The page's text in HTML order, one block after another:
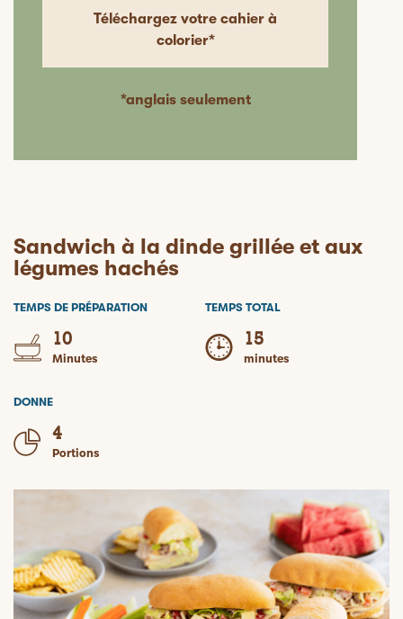
Téléchargez votre cahier à
colorier*
*anglais seulement
Sandwich à la dinde grillée et aux
légumes hachés
TEMPS DE PRÉPARATION
10
Minutes
TEMPS TOTAL
15
minutes
DONNE
4
Portions